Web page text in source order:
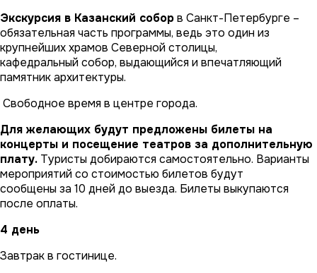
Экскурсия в Казанский соборв Санкт-Петербурге –
обязательная часть программы, ведь это один из
крупнейших храмов Северной столицы,
кафедральный собор, выдающийся и впечатляющий
памятник архитектуры.
Свободное время в центре города.
Для желающих будут предложены билеты на
концерты и посещение театров за дополнительную
плату. Туристы добираются самостоятельно. Варианты
мероприятий со стоимостью билетов будут
сообщены за 10 дней до выезда. Билеты выкупаются
после оплаты.
4 день
Завтрак в гостинице.